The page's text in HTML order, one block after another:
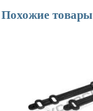
Похожие товары